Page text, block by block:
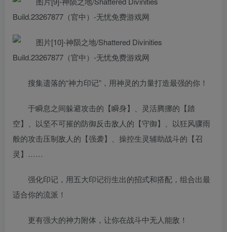
搜集遗落的“神力印记”，用神灵的力量打造最强的你！
于瞬息之间躲避攻击的【瞬身】、灵活腾挪的【踏
空】、以坚不可摧的防御反击敌人的【守御】、以狂风骤雨
般的攻击压制敌人的【强袭】、操控生灵辅助战斗的【召
灵】……
强化印记，用五大印记衍生出的招式和搭配，组合出最
适合你的流派！
更有强大的神力附体，让你在战斗中无人能敌！